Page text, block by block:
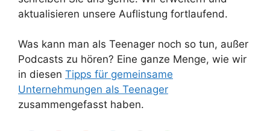
aktualisieren unsere Auflistung fortlaufend.
Was kann man als Teenager noch so tun, außer
Podcasts zu hören? Eine ganze Menge, wie wir
in diesen Tipps für gemeinsame
Unternehmungen als Teenager
zusammengefasst haben.